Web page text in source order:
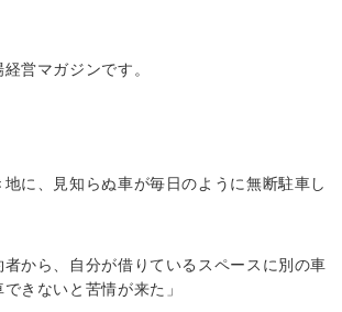
営マガジンです。
地に、見知らぬ車が毎日のように無断駐車し
者から、自分が借りているスペースに別の車
きないと苦情が来た」